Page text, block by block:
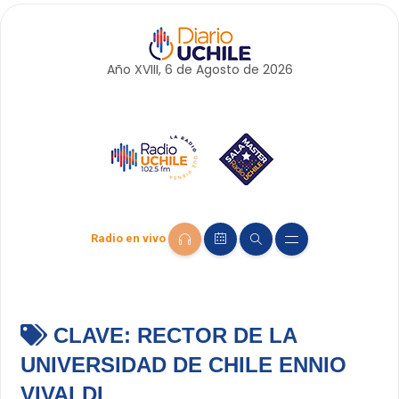
Año XVIII, 6 de Agosto de 2026
Radio en vivo
CLAVE: RECTOR DE LA
UNIVERSIDAD DE CHILE ENNIO